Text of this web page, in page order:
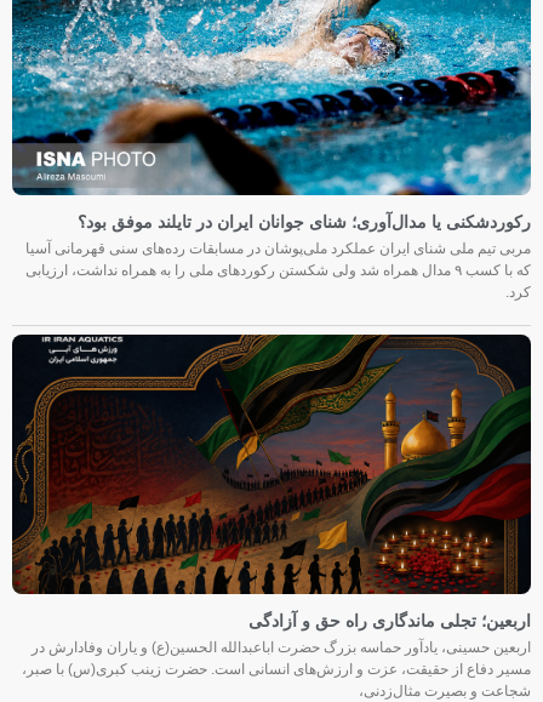
رکوردشکنی یا مدال‌آوری؛ شنای جوانان ایران در تایلند موفق بود؟
مربی تیم ملی شنای ایران عملکرد ملی‌پوشان در مسابقات رده‌های سنی قهرمانی آسیا
که با کسب ۹ مدال همراه شد ولی شکستن رکوردهای ملی را به همراه نداشت، ارزیابی
کرد.
اربعین؛ تجلی ماندگاری راه حق و آزادگی
اربعین حسینی، یادآور حماسه بزرگ حضرت اباعبدالله الحسین(ع) و یاران وفادارش در
مسیر دفاع از حقیقت، عزت و ارزش‌های انسانی است. حضرت زینب کبری(س) با صبر،
شجاعت و بصیرت مثال‌زدنی،